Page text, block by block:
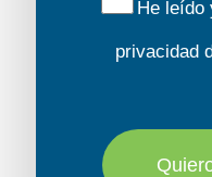
personales si está
He leído
privacidad